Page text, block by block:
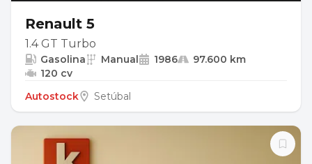
Renault 5
1.4 GT Turbo
Gasolina Manual 1986
97.600 km
120 cv
Autostock
Setúbal